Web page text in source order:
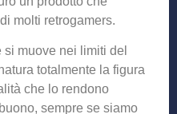
molti retrogamers.
si muove nei limiti del
totalmente la figura
che lo rendono
sempre se siamo